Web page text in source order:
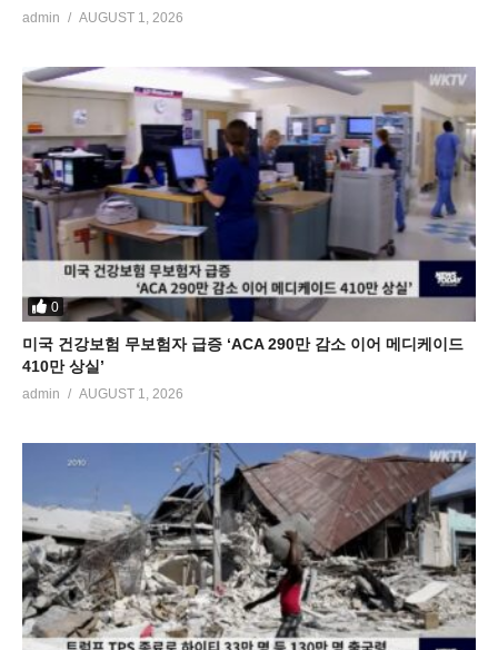
admin AUGUST 1, 2026
0
미국 건강보험 무보험자 급증 ‘ACA 290만 감소 이어 메디케이드
410만 상실’
admin AUGUST 1, 2026